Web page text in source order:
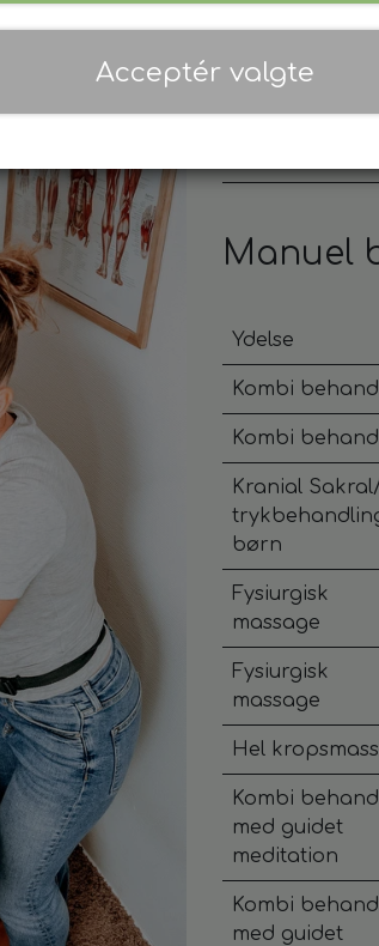
opfølgning
Manuel
Ydelse
Kombi
Kombi
Kranial
børn
Fysiurgisk
massage
Fysiurgisk
massage
Hel
Kombi
med guidet
meditation
Kombi
med guidet
Acceptér valgte